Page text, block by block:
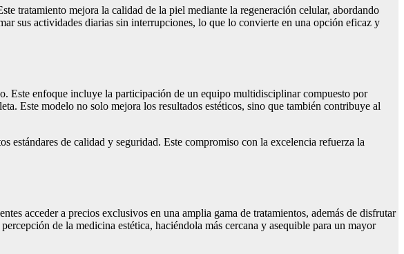
tratamiento mejora la calidad de la piel mediante la regeneración celular, abordando
sus actividades diarias sin interrupciones, lo que lo convierte en una opción eficaz y
Este enfoque incluye la participación de un equipo multidisciplinar compuesto por
Este modelo no solo mejora los resultados estéticos, sino que también contribuye al
estándares de calidad y seguridad. Este compromiso con la excelencia refuerza la
acceder a precios exclusivos en una amplia gama de tratamientos, además de disfrutar
de la medicina estética, haciéndola más cercana y asequible para un mayor